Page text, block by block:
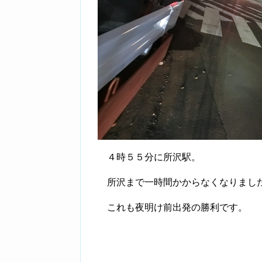
４時５５分に所沢駅。
所沢まで一時間かからなくなりまし
これも夜明け前出発の勝利です。